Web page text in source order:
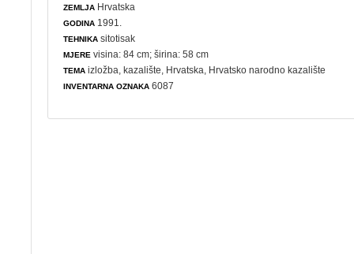
ZEMLJA Hrvatska
GODINA 1991.
TEHNIKA sitotisak
MJERE visina: 84 cm; širina: 58 cm
TEMA izložba ,kazalište , Hrvatska, Hrvatsko narodno kazalište
INVENTARNA OZNAKA 6087